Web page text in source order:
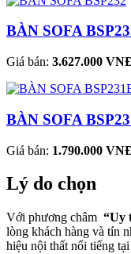
BÀN SOFA
Giá bán: 3.627.000
BÀN SOFA
Giá bán: 1.790.000
Lý do chọn
Với phương châm “Uy
lòng khách hàng và tín
hiệu nội thất nổi tiếng